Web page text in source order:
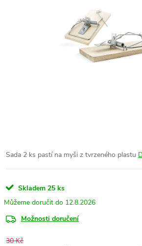
Sada 2 ks pastí na myši z tvrzeného plastu
Skladem 25 ks
12.8.2026
Možnosti doručení
30 Kč